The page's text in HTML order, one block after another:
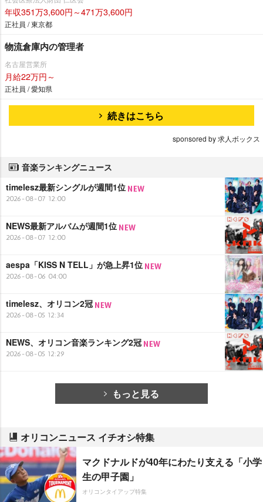
年収351万3,600円～471万3,600円
正社員 / 東京都
物流倉庫内の管理者
名古屋営業所
月給22万円～
正社員 / 愛知県
続きはこちら
sponsored by 求人ボックス
音楽ランキングニュース
timelesz最新シングルが週間1位
2026-08-07 12:00
NEWS最新アルバムが週間1位
2026-08-07 12:00
aespa「KISS N TELL」が急上昇1位
2026-08-06 04:00
timelesz、オリコン2冠
2026-08-05 12:34
NEWS、オリコン音楽ランキング2冠
2026-08-05 12:29
もっと見る
オリコンニュース イチオシ特集
マクドナルドが40年にわたり支える「小学
生の甲子園」
オリコンタイアップ特集